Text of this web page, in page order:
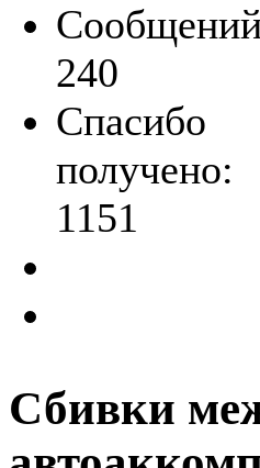
240
Спасибо
получено:
1151
Сбивки